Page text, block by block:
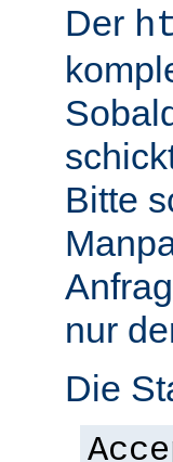
Der
Bitte
nur
Die